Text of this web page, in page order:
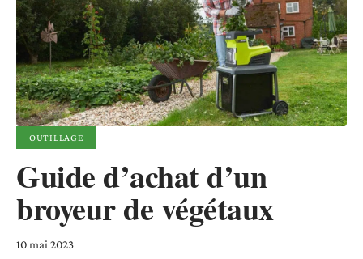
OUTILLAGE
Guide d’achat d’un
broyeur de végétaux
10 mai 2023